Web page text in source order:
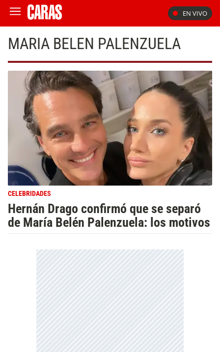
EN VIVO
MARIA BELEN PALENZUELA
CELEBRIDADES
Hernán Drago confirmó que se separó
de María Belén Palenzuela: los motivos